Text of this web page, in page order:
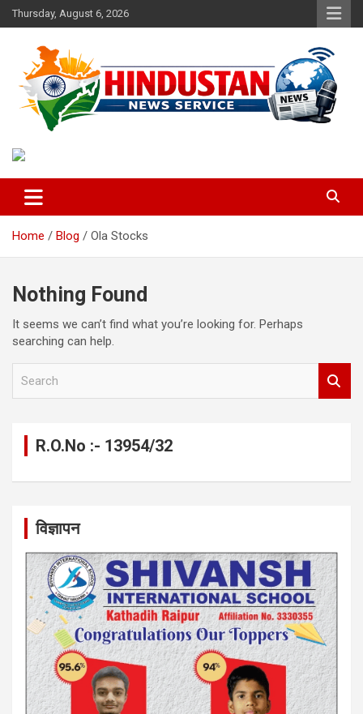
Skip
to
Thursday, August 6, 2026
Hindustan News Service
Home Blog Ola Stocks
Nothing Found
It seems we can’t find what you’re looking for. Perhaps
searching can help.
R.O.No :- 13954/32
विज्ञापन